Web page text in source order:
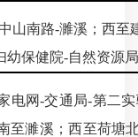
山南路-濉溪；西至
幼保健院-自然资源
电网-交通局-第二
至濉溪；西至荷塘